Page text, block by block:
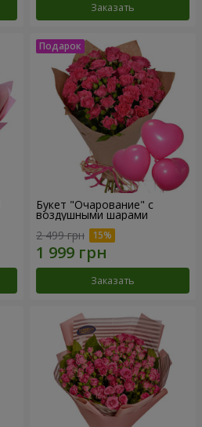
Заказать
Букет "Очарование" с
воздушными шарами
2 499 грн
Заказать